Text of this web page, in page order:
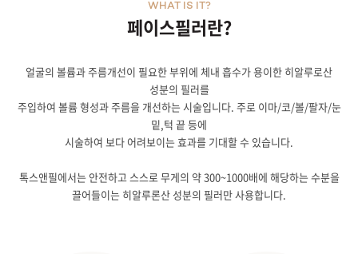
페이스필러란?
WHAT IS IT?
얼굴의 볼륨과 주름개선이 필요한 부위에 체내 흡수가 용이한 히알루로산
성분의 필러를
주입하여 볼륨 형성과 주름을 개선하는 시술입니다. 주로 이마/코/볼/팔자/눈
밑,턱 끝 등에
시술하여 보다 어려보이는 효과를 기대할 수 있습니다.
톡스앤필에서는 안전하고 스스로 무게의 약 300~1000배에 해당하는 수분을
끌어들이는 히알루론산 성분의 필러만 사용합니다.